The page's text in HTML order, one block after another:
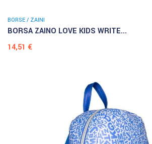
BORSE / ZAINI
BORSA ZAINO LOVE KIDS WRITE...
Prezzo
14,51 €